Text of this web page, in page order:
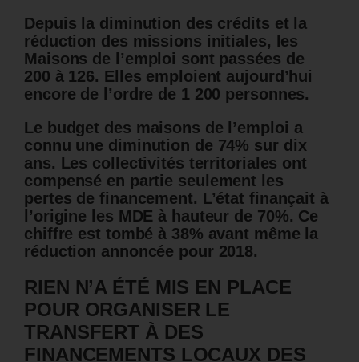
Depuis la diminution des crédits et la
réduction des missions initiales, les
Maisons de l’emploi sont passées de
200 à 126. Elles emploient aujourd’hui
encore de l’ordre de 1 200 personnes.
Le budget des maisons de l’emploi a
connu une diminution de 74% sur dix
ans. Les collectivités territoriales ont
compensé en partie seulement les
pertes de financement. L’état finançait à
l’origine les MDE à hauteur de 70%. Ce
chiffre est tombé à 38% avant même la
réduction annoncée pour 2018.
RIEN N’A ÉTÉ MIS EN PLACE
POUR ORGANISER LE
TRANSFERT À DES
FINANCEMENTS LOCAUX DES